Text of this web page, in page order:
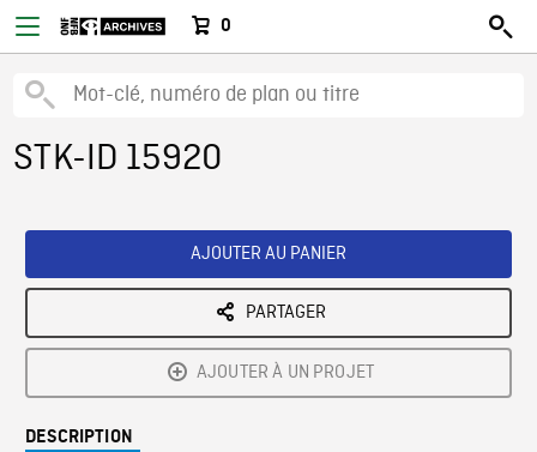
0
STK-ID 15920
AJOUTER AU PANIER
PARTAGER
AJOUTER À UN PROJET
DESCRIPTION